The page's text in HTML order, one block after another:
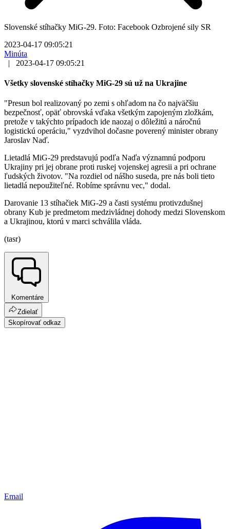
Slovenské stíhačky MiG-29. Foto: Facebook Ozbrojené sily SR
2023-04-17 09:05:21
Minúta
|
2023-04-17 09:05:21
Všetky slovenské stíhačky MiG-29 sú už na Ukrajine
"Presun bol realizovaný po zemi s ohľadom na čo najväčšiu
bezpečnosť, opäť obrovská vďaka všetkým zapojeným zložkám,
pretože v takýchto prípadoch ide naozaj o dôležitú a náročnú
logistickú operáciu," vyzdvihol dočasne poverený minister obrany
Jaroslav Naď.
Lietadlá MiG-29 predstavujú podľa Naďa významnú podporu
Ukrajiny pri jej obrane proti ruskej vojenskej agresii a pri ochrane
ľudských životov. "Na rozdiel od nášho suseda, pre nás boli tieto
lietadlá nepoužiteľné. Robíme správnu vec," dodal.
Darovanie 13 stíhačiek MiG-29 a časti systému protivzdušnej
obrany Kub je predmetom medzivládnej dohody medzi Slovenskom
a Ukrajinou, ktorú v marci schválila vláda.
(tasr)
Komentáre
Zdielať
Skopírovať odkaz
Email